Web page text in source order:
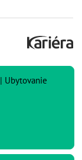
Ubytovanie